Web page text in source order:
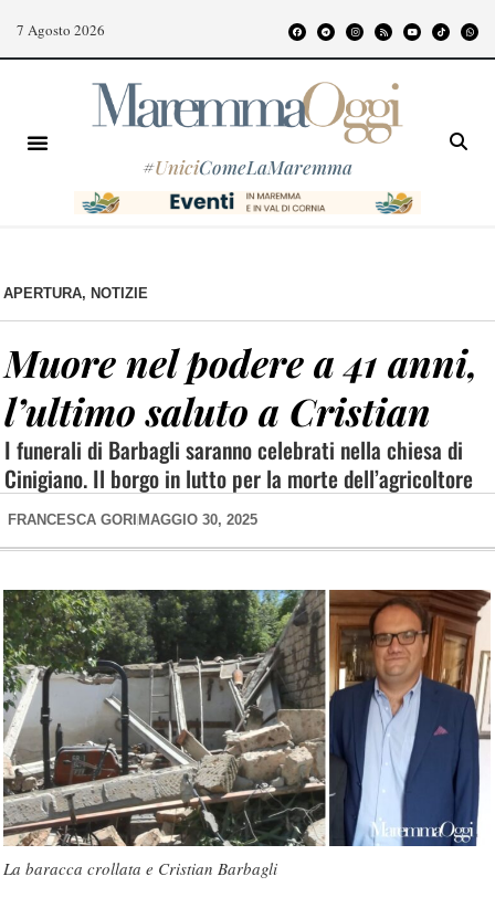
7 Agosto 2026
#UniciComeLaMaremma
APERTURA, NOTIZIE
Muore nel podere a 41 anni,
l’ultimo saluto a Cristian
I funerali di Barbagli saranno celebrati nella chiesa di
Cinigiano. Il borgo in lutto per la morte dell’agricoltore
FRANCESCA GORI MAGGIO 30, 2025
La baracca crollata e Cristian Barbagli